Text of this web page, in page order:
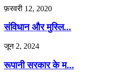
फ़रवरी 12, 2020
संविधान और मुस्लि...
जून 2, 2024
रूपानी सरकार के म...